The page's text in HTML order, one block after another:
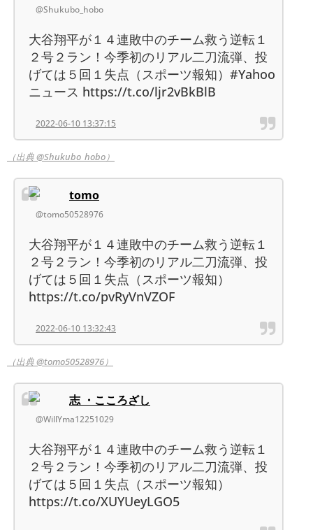
@Shukubo_hobo
大谷翔平が１４連敗中のチーム救う逆転１
２号２ラン！今季初のリアル二刀流弾、投
げては５回１失点（スポーツ報知）#Yahoo
ニュース https://t.co/ljr2vBkBlB
2022-06-10 13:37:15
（出典 @Shukubo_hobo）
tomo
@tomo50528976
大谷翔平が１４連敗中のチーム救う逆転１
２号２ラン！今季初のリアル二刀流弾、投
げては５回１失点（スポーツ報知）
https://t.co/pvRyVnVZOF
2022-06-10 13:32:43
（出典 @tomo50528976）
志 ・こころざし
@WillYma12251029
大谷翔平が１４連敗中のチーム救う逆転１
２号２ラン！今季初のリアル二刀流弾、投
げては５回１失点（スポーツ報知）
https://t.co/XUYUeyLGO5